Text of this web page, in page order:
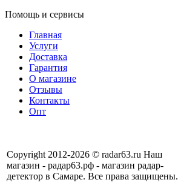
Помощь и сервисы
Главная
Услуги
Доставка
Гарантия
О магазине
Отзывы
Контакты
Опт
Copyright 2012-2026 © radar63.ru Наш
магазин - радар63.рф - магазин радар-
детектор в Самаре. Все права защищены.